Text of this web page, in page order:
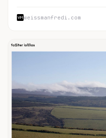
weissmanfredi.com